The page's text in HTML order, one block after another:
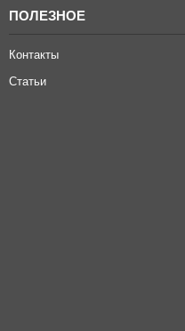
ПОЛЕЗНОЕ
Контакты
Статьи